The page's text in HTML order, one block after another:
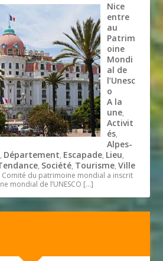
Nice
entre
au
Patrim
oine
Mondi
al de
l’Unesc
o
A la
une,
Activit
és,
Alpes-
, Département, Escapade, Lieu,
, Société, Tourisme,Ville
Comité du patrimoine mondial a inscrit
mondial de l’UNESCO […]